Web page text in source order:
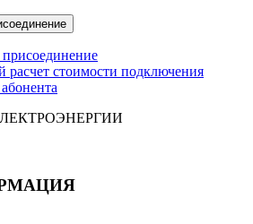
присоединение
расчет стоимости подключения